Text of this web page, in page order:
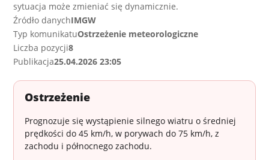
sytuacja może zmieniać się dynamicznie.
Źródło danychIMGW
Typ komunikatuOstrzeżenie meteorologiczne
Liczba pozycji8
Publikacja25.04.2026 23:05
Ostrzeżenie
Prognozuje się wystąpienie silnego wiatru o średniej
prędkości do 45 km/h, w porywach do 75 km/h, z
zachodu i północnego zachodu.